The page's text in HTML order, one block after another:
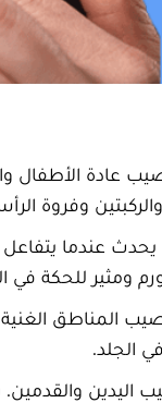
عادة
وفروة
يحدث عندما
ومثير للحكة في
المناطق
الجلد.
اليدين